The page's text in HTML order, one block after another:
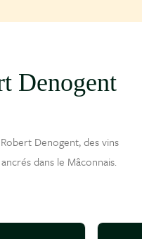
Denogent
Denogent, des vins
dans le Mâconnais.